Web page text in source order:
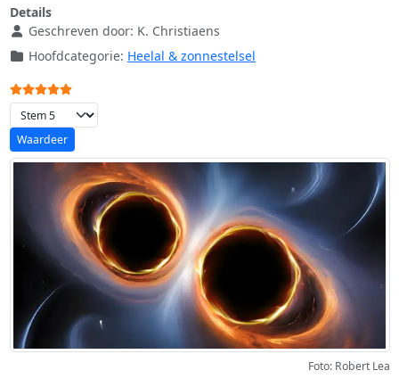
Details
Geschreven door: K. Christiaens
Hoofdcategorie: Heelal & zonnestelsel
Gebruikerswaardering:
Voeg waardering toe
Foto: Robert Lea